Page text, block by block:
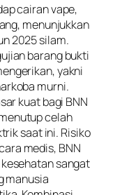
cairan vape,
menunjukkan
2025 silam.
barang bukti
yakni
murni.
kuat bagi BNN
celah
saat ini. Risiko
medis, BNN
sangat
manusia